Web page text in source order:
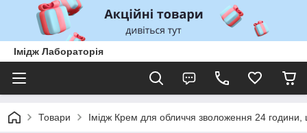
Імідж Лабораторія
Товари Імідж Крем для обличчя зволоження 24